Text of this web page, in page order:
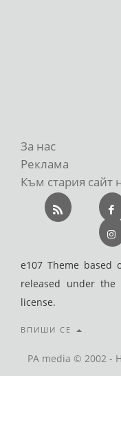
За нас
Реклама
Към стария сайт
e107 Theme based
released under the
license.
ВПИШИ СЕ
PA media © 2002 -